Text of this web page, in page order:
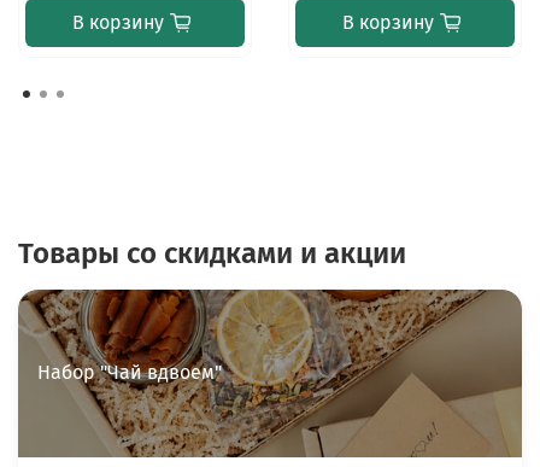
В корзину В корзину
Товары со скидками и акции
Набор "Чай вдвоем"